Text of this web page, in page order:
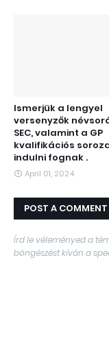
Ismerjük a lengyel
versenyzők
SEC, valamint a GP
kvalifikációs
indulni fognak .
April 01, 2024
POST A COMMENT
Írd le véleményed a
böngészést kíván a